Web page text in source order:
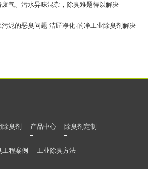
废气、污水异味混杂，除臭难题得以解决
泥的恶臭问题 洁匠净化·的净工业除臭剂解决
除臭剂 产品中心 除臭剂定制
工程案例 工业除臭方法